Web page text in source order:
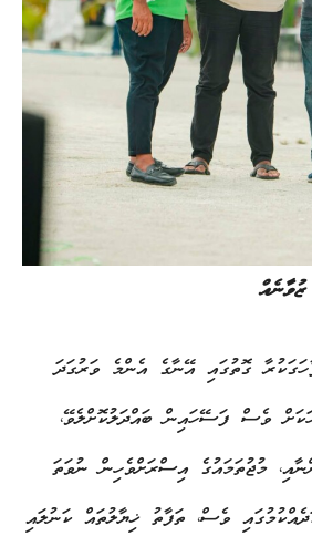
ގޮތުގައި އޭނާގެ އެންމެ ވަރުގަދަ
ވެސް ފަސޭހައިން ބައްދަލުކޮށްލެވޭ،
މުޖުތަމައުގެ އިސްރަށްވެހިން ނުވަތަ
ވެސް، ތަފާތު ޚިޔާލުތައް ކަނުލައި